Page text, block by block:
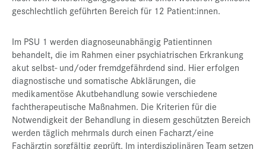
Presse
Jobs
Kontakt
Datenschutz
Service-Links
geschlechtlich geführten Bereich für 12 Patient:innen.
Im PSU 1 werden diagnoseunabhängig Patientinnen
behandelt, die im Rahmen einer psychiatrischen Erkrankung
akut selbst- und/oder fremdgefährdend sind. Hier erfolgen
diagnostische und somatische Abklärungen, die
medikamentöse Akutbehandlung sowie verschiedene
fachtherapeutische Maßnahmen. Die Kriterien für die
Notwendigkeit der Behandlung in diesem geschützten Bereich
werden täglich mehrmals durch einen Facharzt/eine
Fachärztin sorgfältig geprüft. Im interdisziplinären Team setzen